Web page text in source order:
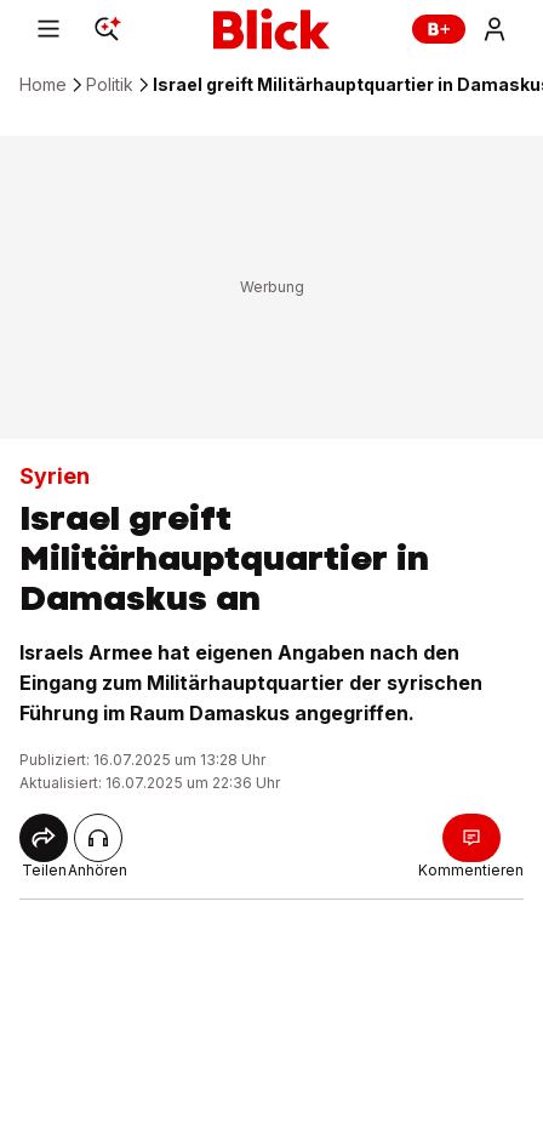
Home Politik Israel greift Militärhauptquartier in
Syrien
Israel greift
Militärhauptquartier in
Damaskus an
Israels Armee hat eigenen Angaben nach den
Eingang zum Militärhauptquartier der syrischen
Führung im Raum Damaskus angegriffen.
Publiziert: 16.07.2025 um 13:28 Uhr
Aktualisiert: 16.07.2025 um 22:36 Uhr
TeilenAnhören Kommentieren